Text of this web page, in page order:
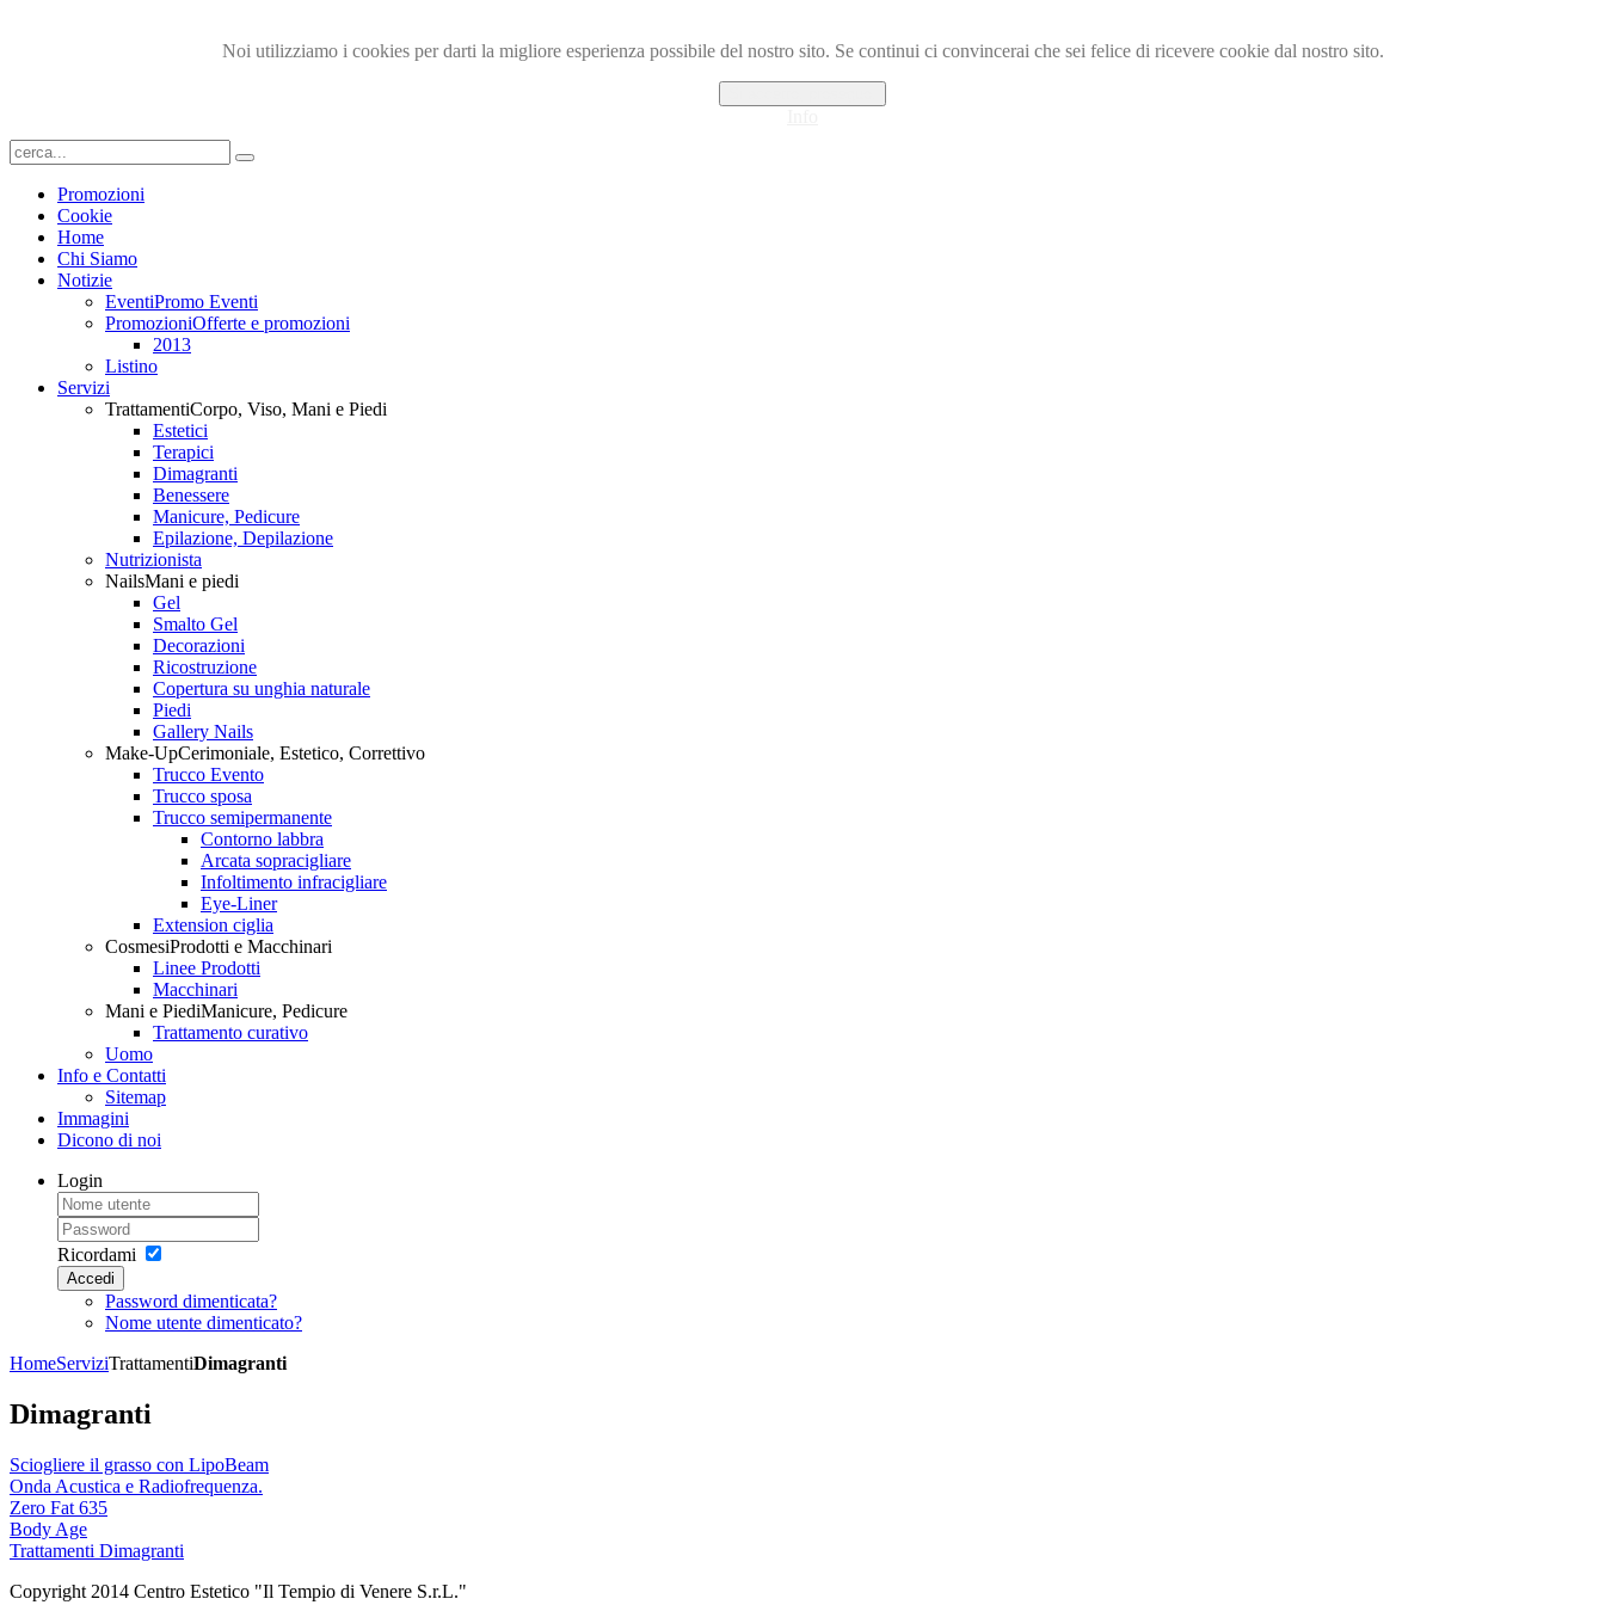
Noi utilizziamo i cookies per darti la migliore esperienza possibile del nostro sito. Se continui ci convincerai che sei felice di ricevere cookie dal nostro sito.
Promozioni
Cookie
Home
Chi Siamo
Notizie
EventiPromo Eventi
PromozioniOfferte e promozioni
2013
Listino
Servizi
TrattamentiCorpo, Viso, Mani e Piedi
Estetici
Terapici
Dimagranti
Benessere
Manicure, Pedicure
Epilazione, Depilazione
Nutrizionista
NailsMani e piedi
Gel
Smalto Gel
Decorazioni
Ricostruzione
Copertura su unghia naturale
Piedi
Gallery Nails
Make-UpCerimoniale, Estetico, Correttivo
Trucco Evento
Trucco sposa
Trucco semipermanente
Contorno labbra
Arcata sopracigliare
Infoltimento infracigliare
Eye-Liner
Extension ciglia
CosmesiProdotti e Macchinari
Linee Prodotti
Macchinari
Mani e PiediManicure, Pedicure
Trattamento curativo
Uomo
Info e Contatti
Sitemap
Immagini
Dicono di noi
Login
Ricordami
Accedi
Password dimenticata?
Nome utente dimenticato?
HomeServiziTrattamentiDimagranti
Dimagranti
Sciogliere il grasso con LipoBeam
Onda Acustica e Radiofrequenza.
Zero Fat 635
Body Age
Trattamenti Dimagranti
Copyright 2014 Centro Estetico "Il Tempio di Venere S.r.L."